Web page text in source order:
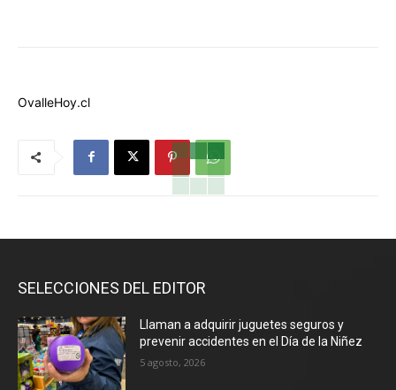
OvalleHoy.cl